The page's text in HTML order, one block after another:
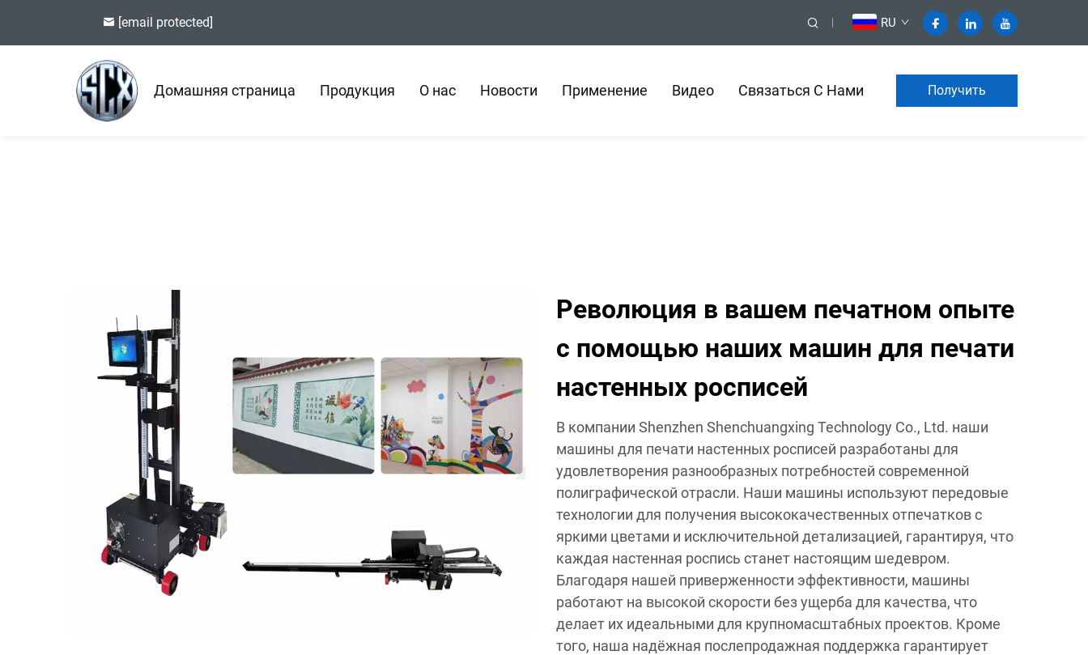
[email protected] RU
Домашняя страница Продукция О нас Новости Применение Видео Связаться С Нами Получить
Революция в вашем печатном опыте
с помощью наших машин для печати
настенных росписей
В компании Shenzhen Shenchuangxing Technology Co., Ltd. наши
машины для печати настенных росписей разработаны для
удовлетворения разнообразных потребностей современной
полиграфической отрасли. Наши машины используют передовые
технологии для получения высококачественных отпечатков с
яркими цветами и исключительной детализацией, гарантируя, что
каждая настенная роспись станет настоящим шедевром.
Благодаря нашей приверженности эффективности, машины
работают на высокой скорости без ущерба для качества, что
делает их идеальными для крупномасштабных проектов. Кроме
того, наша надёжная послепродажная поддержка гарантирует